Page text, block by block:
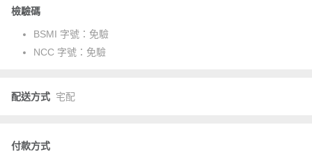
檢驗碼
BSMI 字號： 免驗
NCC 字號： 免驗
配送方式 宅配
付款方式